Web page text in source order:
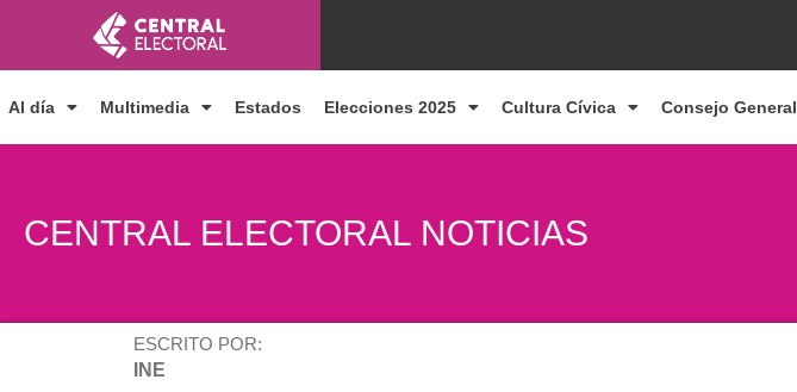
contenido
Al día Multimedia Estados Elecciones 2025 Cultura Cívica Consejo General
CENTRAL ELECTORAL NOTICIAS
ESCRITO POR:
INE